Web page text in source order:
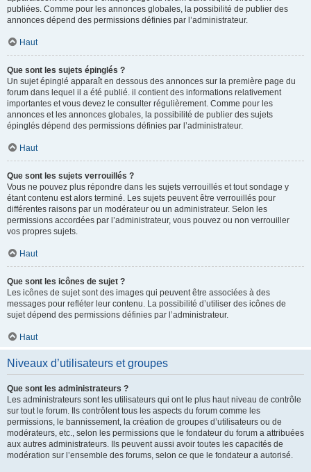
publiées. Comme pour les annonces globales, la possibilité de publier des
annonces dépend des permissions définies par l’administrateur.
Haut
Que sont les sujets épinglés ?
Un sujet épinglé apparaît en dessous des annonces sur la première page du
forum dans lequel il a été publié. il contient des informations relativement
importantes et vous devez le consulter régulièrement. Comme pour les
annonces et les annonces globales, la possibilité de publier des sujets
épinglés dépend des permissions définies par l’administrateur.
Haut
Que sont les sujets verrouillés ?
Vous ne pouvez plus répondre dans les sujets verrouillés et tout sondage y
étant contenu est alors terminé. Les sujets peuvent être verrouillés pour
différentes raisons par un modérateur ou un administrateur. Selon les
permissions accordées par l’administrateur, vous pouvez ou non verrouiller
vos propres sujets.
Haut
Que sont les icônes de sujet ?
Les icônes de sujet sont des images qui peuvent être associées à des
messages pour refléter leur contenu. La possibilité d’utiliser des icônes de
sujet dépend des permissions définies par l’administrateur.
Haut
Niveaux d’utilisateurs et groupes
Que sont les administrateurs ?
Les administrateurs sont les utilisateurs qui ont le plus haut niveau de contrôle
sur tout le forum. Ils contrôlent tous les aspects du forum comme les
permissions, le bannissement, la création de groupes d’utilisateurs ou de
modérateurs, etc., selon les permissions que le fondateur du forum a attribuées
aux autres administrateurs. Ils peuvent aussi avoir toutes les capacités de
modération sur l’ensemble des forums, selon ce que le fondateur a autorisé.